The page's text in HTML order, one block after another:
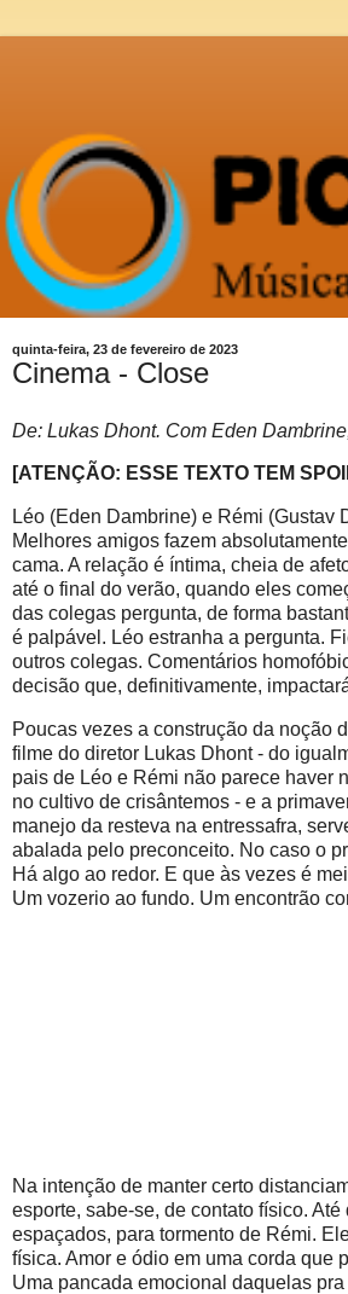
quinta-feira, 23 de fevereiro de 2023
Cinema - Close
De: Lukas Dhont. Com Eden
[ATENÇÃO: ESSE TEXTO TEM
Léo (Eden Dambrine) e Rémi (Gustav
Melhores amigos fazem
cama. A relação é íntima, cheia de
até o final do verão, quando eles
das colegas pergunta, de forma
é palpável. Léo estranha a pergunta.
outros colegas. Comentários
decisão que, definitivamente,
Poucas vezes a construção da noção
filme do diretor Lukas Dhont - do
pais de Léo e Rémi não parece haver
no cultivo de crisântemos - e a
manejo da resteva na entressafra,
abalada pelo preconceito. No caso o
Há algo ao redor. E que às vezes é
Um vozerio ao fundo. Um encontrão
Na intenção de manter certo
esporte, sabe-se, de contato físico.
espaçados, para tormento de Rémi.
física. Amor e ódio em uma corda que
Uma pancada emocional daquelas